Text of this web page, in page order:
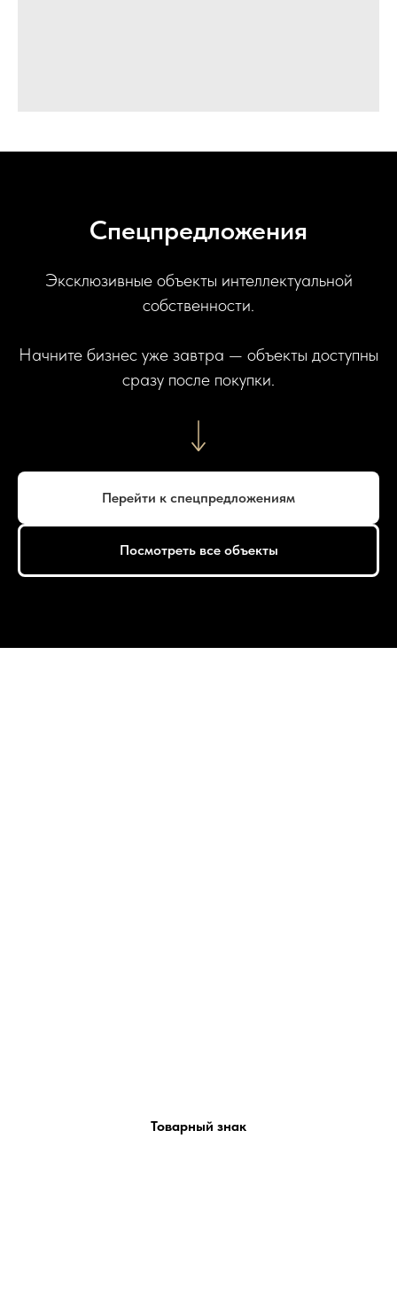
Спецпредложения
Эксклюзивные объекты интеллектуальной
собственности.
Начните бизнес уже завтра — объекты доступны
сразу после покупки.
Перейти к спецпредложениям
Посмотреть все объекты
Товарный знак